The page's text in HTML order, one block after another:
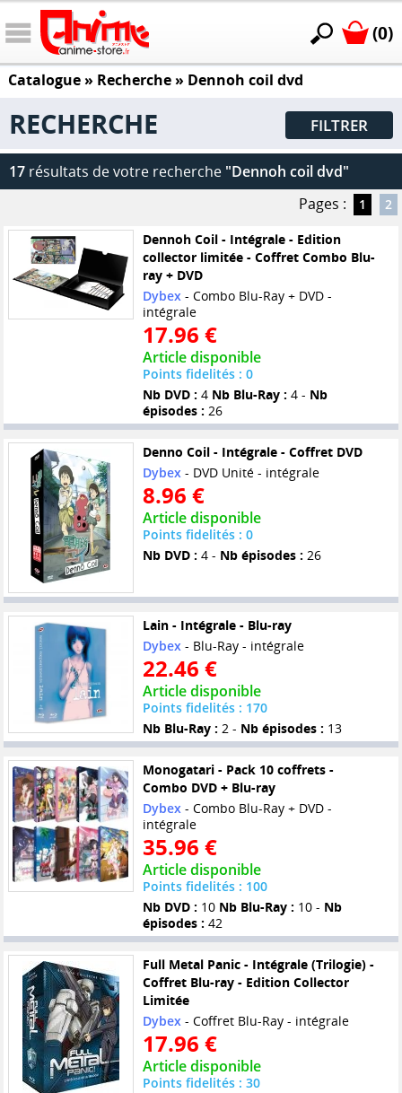
(0)
Catalogue» Recherche » Dennoh coil dvd
RECHERCHE FILTRER
17 résultats de votre recherche "Dennoh coil dvd"
Pages :
1 2
Dennoh Coil - Intégrale - Edition
collector limitée - Coffret Combo Blu-
ray + DVD
Dybex- Combo Blu-Ray + DVD -
intégrale
17.96 €
Article disponible
Points fidelités : 0
Nb DVD : 4 Nb Blu-Ray : 4 - Nb
épisodes : 26
Denno Coil - Intégrale - Coffret DVD
Dybex- DVD Unité - intégrale
8.96 €
Article disponible
Points fidelités : 0
Nb DVD : 4 - Nb épisodes : 26
Lain - Intégrale - Blu-ray
Dybex- Blu-Ray - intégrale
22.46 €
Article disponible
Points fidelités : 170
Nb Blu-Ray : 2 - Nb épisodes : 13
Monogatari - Pack 10 coffrets -
Combo DVD + Blu-ray
Dybex- Combo Blu-Ray + DVD -
intégrale
35.96 €
Article disponible
Points fidelités : 100
Nb DVD : 10 Nb Blu-Ray : 10 - Nb
épisodes : 42
Full Metal Panic - Intégrale (Trilogie) -
Coffret Blu-ray - Edition Collector
Limitée
Dybex- Coffret Blu-Ray - intégrale
17.96 €
Article disponible
Points fidelités : 30